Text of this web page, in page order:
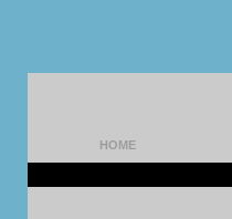
HOME